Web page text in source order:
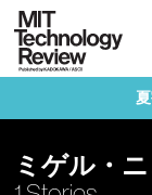
ミゲル・